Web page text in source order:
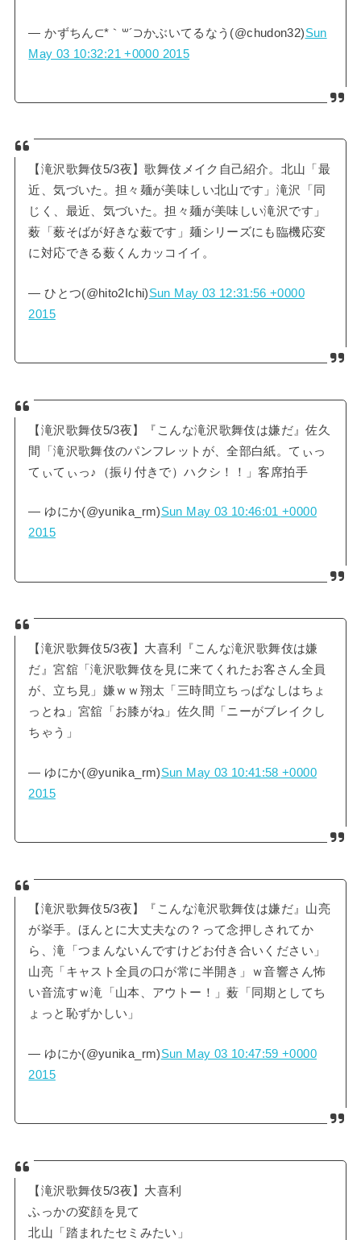
— かずちん⊂*｀꒳´⊃かぶいてるなう(@chudon32)Sun
May 03 10:32:21 +0000 2015
【滝沢歌舞伎5/3夜】歌舞伎メイク自己紹介。北山「最
近、気づいた。担々麺が美味しい北山です」滝沢「同
じく、最近、気づいた。担々麺が美味しい滝沢です」
薮「薮そばが好きな薮です」麺シリーズにも臨機応変
に対応できる薮くんカッコイイ。
— ひとつ(@hito2Ichi)Sun May 03 12:31:56 +0000
2015
【滝沢歌舞伎5/3夜】『こんな滝沢歌舞伎は嫌だ』佐久
間「滝沢歌舞伎のパンフレットが、全部白紙。てぃっ
てぃてぃっ♪（振り付きで）ハクシ！！」客席拍手
— ゆにか(@yunika_rm)Sun May 03 10:46:01 +0000
2015
【滝沢歌舞伎5/3夜】大喜利『こんな滝沢歌舞伎は嫌
だ』宮舘「滝沢歌舞伎を見に来てくれたお客さん全員
が、立ち見」嫌ｗｗ翔太「三時間立ちっぱなしはちょ
っとね」宮舘「お膝がね」佐久間「ニーがブレイクし
ちゃう」
— ゆにか(@yunika_rm)Sun May 03 10:41:58 +0000
2015
【滝沢歌舞伎5/3夜】『こんな滝沢歌舞伎は嫌だ』山亮
が挙手。ほんとに大丈夫なの？って念押しされてか
ら、滝「つまんないんですけどお付き合いください」
山亮「キャスト全員の口が常に半開き」ｗ音響さん怖
い音流すｗ滝「山本、アウトー！」薮「同期としてち
ょっと恥ずかしい」
— ゆにか(@yunika_rm)Sun May 03 10:47:59 +0000
2015
【滝沢歌舞伎5/3夜】大喜利
ふっかの変顔を見て
北山「踏まれたセミみたい」